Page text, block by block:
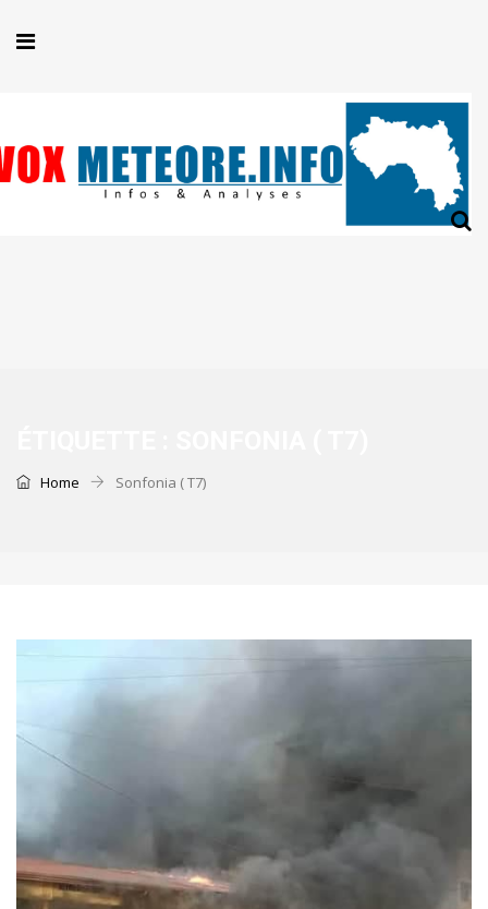
Home Sonfonia ( T7)